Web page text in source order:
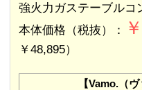
強火力ガステーブルコ
本体価格（税抜）：
￥48,895）
【Vamo.（